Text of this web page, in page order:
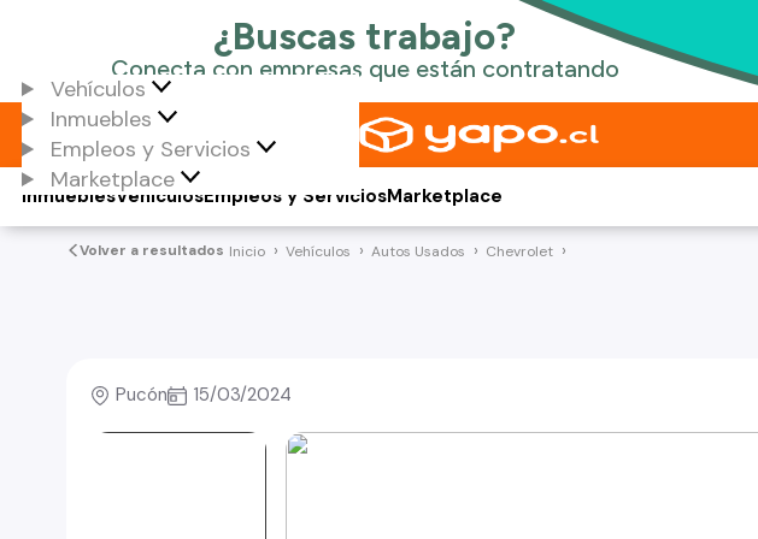
Vehículos
Inmuebles
Empleos y Servicios
Marketplace
Vehículos
Inmuebles Empleos y ServiciosMarketplace
Volver a resultados Inicio Vehículos Autos Usados Chevrolet
Pucón 15/03/2024